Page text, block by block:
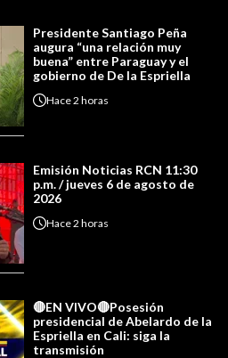
Presidente Santiago Peña
augura “una relación muy
buena” entre Paraguay y el
gobierno de De la Espriella
Hace2 horas
Emisión Noticias RCN 11:30
p.m. / jueves 6 de agosto de
2026
Hace2 horas
🔴EN VIVO🔴Posesión
presidencial de Abelardo de la
Espriella en Cali: siga la
transmisión